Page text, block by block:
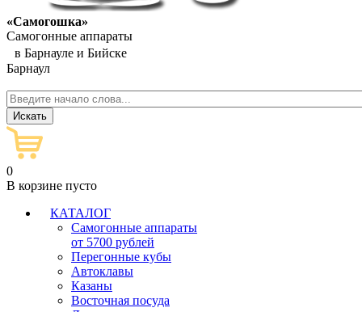
«Самогошка»
Самогонные аппараты
в Барнауле и Бийске
Барнаул
0
В корзине пусто
КАТАЛОГ
Самогонные аппараты
от 5700 рублей
Перегонные кубы
Автоклавы
Казаны
Восточная посуда